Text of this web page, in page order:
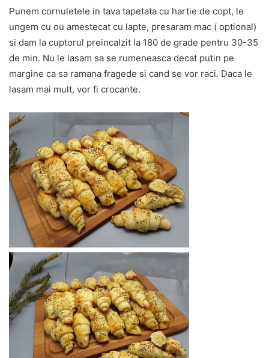
Punem cornuletele in tava tapetata cu hartie de copt, le
ungem cu ou amestecat cu lapte, presaram mac ( optional)
si dam la cuptorul preincalzit la 180 de grade pentru 30-35
de min. Nu le lasam sa se rumeneasca decat putin pe
margine ca sa ramana fragede si cand se vor raci. Daca le
lasam mai mult, vor fi crocante.